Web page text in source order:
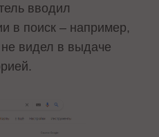
вводил
в поиск – например,
видел в выдаче